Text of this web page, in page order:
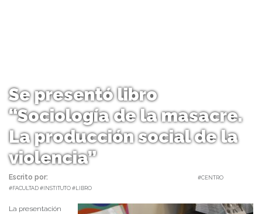
Se presentó libro
“Sociología de la masacre.
La producción social de la
violencia”
Escrito por:
#CENTRO
#FACULTAD #INSTITUTO #LIBRO
La presentación